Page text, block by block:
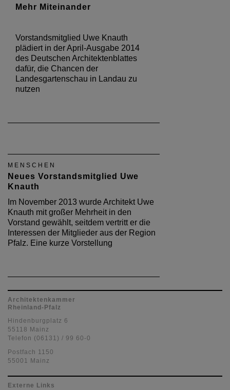
Mehr Miteinander
Vorstandsmitglied Uwe Knauth
plädiert in der April-Ausgabe 2014
des Deutschen Architektenblattes
dafür, die Chancen der
Landesgartenschau in Landau zu
nutzen
MENSCHEN
Neues Vorstandsmitglied Uwe
Knauth
Im November 2013 wurde Architekt Uwe
Knauth mit großer Mehrheit in den
Vorstand gewählt, seitdem vertritt er die
Interessen der Mitglieder aus der Region
Pfalz. Eine kurze Vorstellung
Architektenkammer
Rheinland-Pfalz
Hindenburgplatz 6
55118 Mainz
Telefon (06131) / 99 60-0
Postfach 1150
55001 Mainz
Externe Links